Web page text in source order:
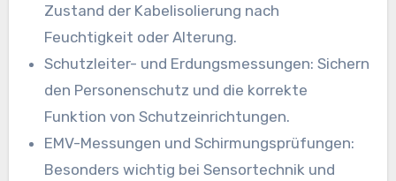
Zustand der Kabelisolierung nach
Feuchtigkeit oder Alterung.
Schutzleiter- und Erdungsmessungen: Sichern
den Personenschutz und die korrekte
Funktion von Schutzeinrichtungen.
EMV-Messungen und Schirmungsprüfungen:
Besonders wichtig bei Sensortechnik und